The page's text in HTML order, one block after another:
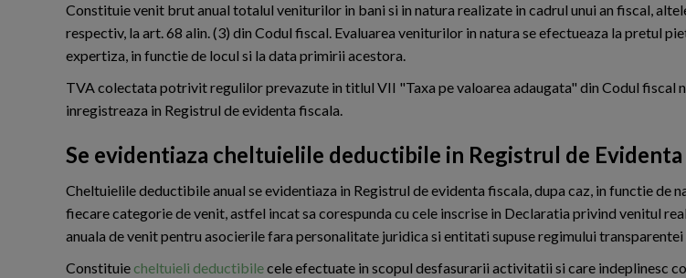
Constituie venit brut anual totalul veniturilor in bani si in natura realizate in cadrul unui an fiscal,
respectiv, la art. 68 alin. (3) din Codul fiscal. Evaluarea veniturilor in natura se efectueaza la pretul
expertiza, in functie de locul si la data primirii acestora.
TVA colectata potrivit regulilor prevazute in titlul VII "Taxa pe valoarea adaugata" din Codul fiscal
inregistreaza in Registrul de evidenta fiscala.
Se evidentiaza cheltuielile deductibile in Registrul de Evidenta
Cheltuielile deductibile anual se evidentiaza in Registrul de evidenta fiscala, dupa caz, in functie de
fiecare categorie de venit, astfel incat sa corespunda cu cele inscrise in Declaratia privind venitul
anuala de venit pentru asocierile fara personalitate juridica si entitati supuse regimului transparentei
Constituie cheltuieli deductibilecele efectuate in scopul desfasurarii activitatii si care indeplinesc